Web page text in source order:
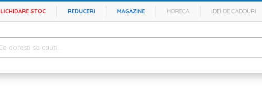
LICHIDARE STOC REDUCERI MAGAZINE HORECA IDEI DE CADOURI